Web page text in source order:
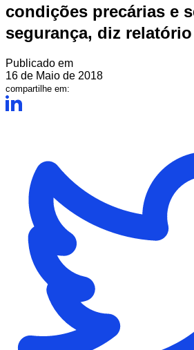
condições precárias e
segurança, diz
Publicado em
16 de Maio de 2018
compartilhe em: